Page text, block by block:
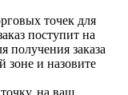
точек для
поступит на
получения заказа
зоне и назовите